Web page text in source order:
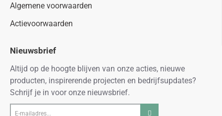
Algemene voorwaarden
Actievoorwaarden
Nieuwsbrief
Altijd op de hoogte blijven van onze acties, nieuwe
producten, inspirerende projecten en bedrijfsupdates?
Schrijf je in voor onze nieuwsbrief.